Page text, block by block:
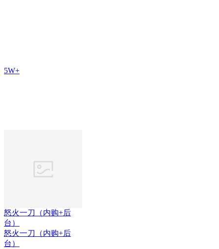
5W+
怒火一刀（内购+后
台）
怒火一刀（内购+后
台）